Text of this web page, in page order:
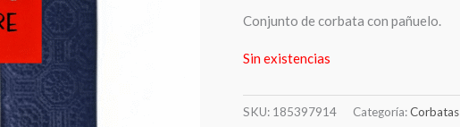
Conjunto de corbata con pañuelo.
Sin existencias
SKU: 185397914 Categoría:Corbatas